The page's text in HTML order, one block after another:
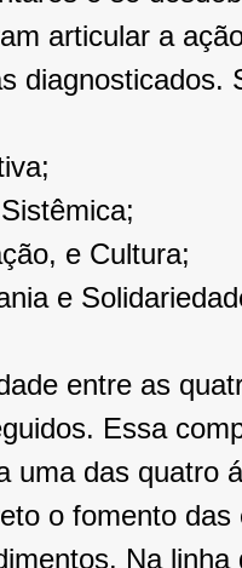
articular a
diagnosticados.
e Cultura;
e
entre as
Essa
uma das quatro
o fomento
Na